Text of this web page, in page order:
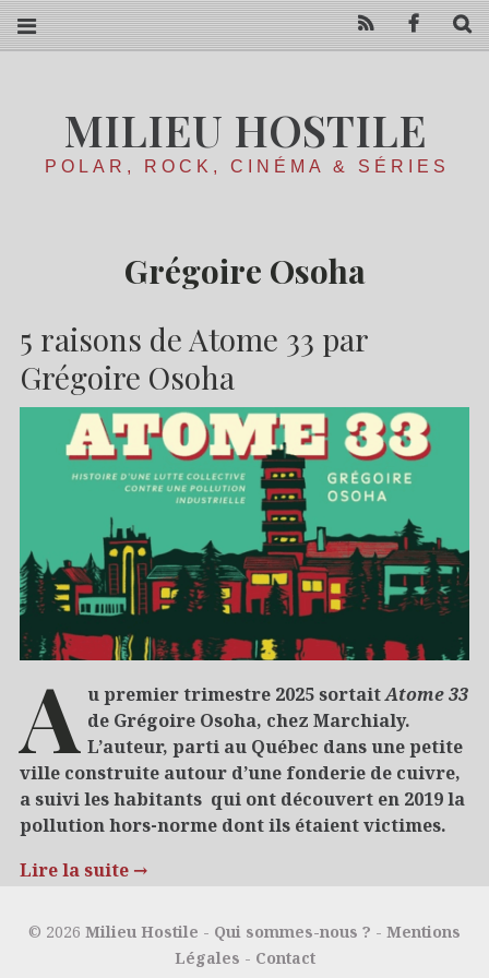
MILIEU HOSTILE
POLAR, ROCK, CINÉMA & SÉRIES
Grégoire Osoha
5 raisons de Atome 33 par
Grégoire Osoha
A u premier trimestre 2025 sortaitAtome 33
de Grégoire Osoha, chez Marchialy.
L’auteur, parti au Québec dans une petite
ville construite autour d’une fonderie de cuivre,
a suivi les habitants qui ont découvert en 2019 la
pollution hors-norme dont ils étaient victimes.
Lire la suite →
02/10/2025 5 raisons de…
© 2026 Milieu Hostile - Qui sommes-nous ? - Mentions
Légales - Contact
RSS